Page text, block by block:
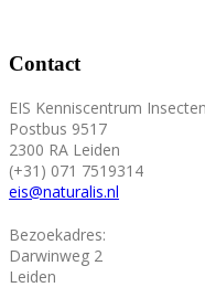
Contact
EIS Kenniscentrum Insecten
Postbus 9517
2300 RA Leiden
(+31) 071 7519314
eis@naturalis.nl
Bezoekadres:
Darwinweg 2
Leiden